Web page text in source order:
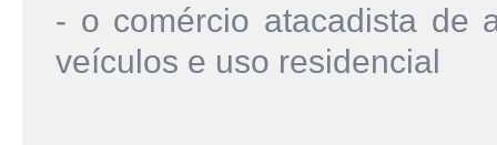
- o comércio atacadista de
veículos e uso residencial